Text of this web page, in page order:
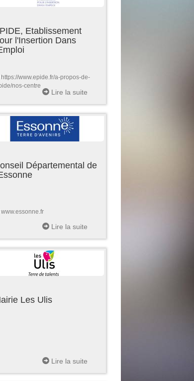
Etablissement
l'Insertion Dans
https://www.epide.fr/a-propos-de-
nos-centre
Lire la suite
Départemental de
www.essonne.fr
Lire la suite
Les Ulis
Lire la suite